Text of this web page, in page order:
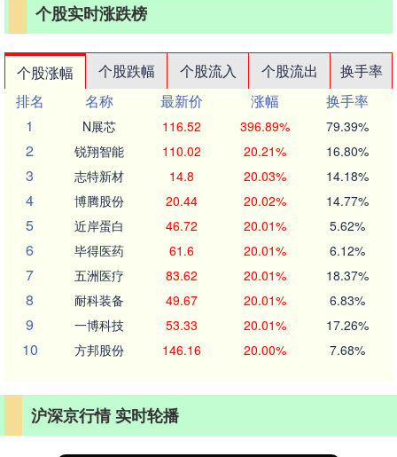
个股实时涨跌榜
个股涨幅 个股跌幅 个股流入 个股流出
换手率
排名
名称 最新价 涨幅
换手率
1
N展芯 116.52 396.89% 79.39%
2 锐翔智能 110.02 20.21% 16.80%
3 志特新材 14.8 20.03% 14.18%
4 博腾股份 20.44 20.02% 14.77%
5 近岸蛋白 46.72 20.01% 5.62%
6 毕得医药 61.6 20.01% 6.12%
7 五洲医疗 83.62 20.01% 18.37%
8 耐科装备 49.67 20.01% 6.83%
9 一博科技 53.33 20.01% 17.26%
10 方邦股份 146.16 20.00% 7.68%
沪深京行情 实时轮播